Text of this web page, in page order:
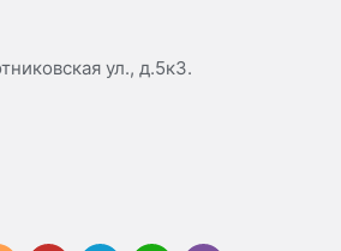
ул., д.5к3.